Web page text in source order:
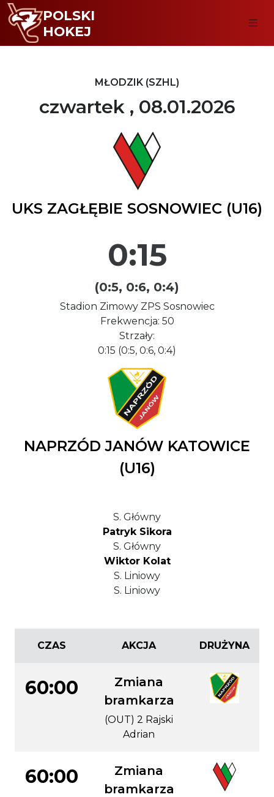
POLSKI
HOKEJ
MŁODZIK (SZHL)
czwartek , 08.01.2026
UKS ZAGŁĘBIE SOSNOWIEC (U16)
0:15
(0:5, 0:6, 0:4)
Stadion Zimowy ZPS Sosnowiec
Frekwencja: 50
Strzały:
0:15 (0:5, 0:6, 0:4)
NAPRZÓD JANÓW KATOWICE
(U16)
S. Główny
Patryk Sikora
S. Główny
Wiktor Kolat
S. Liniowy
S. Liniowy
CZAS AKCJA DRUŻYNA
60:00
Zmiana
bramkarza
(OUT) 2 Rajski
Adrian
60:00
Zmiana
bramkarza